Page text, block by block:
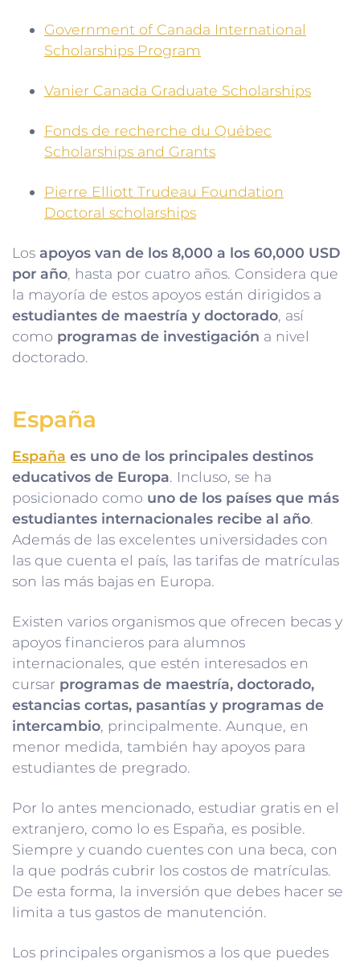
Government of Canada International
Scholarships Program
Vanier Canada Graduate Scholarships
Fonds de recherche du Québec
Scholarships and Grants
Pierre Elliott Trudeau Foundation
Doctoral scholarships
Los apoyos van de los 8,000 a los 60,000 USD
por año, hasta por cuatro años. Considera que
la mayoría de estos apoyos están dirigidos a
estudiantes de maestría y doctorado, así
como programas de investigación a nivel
doctorado.
España
España es uno de los principales destinos
educativos de Europa. Incluso, se ha
posicionado como uno de los países que más
estudiantes internacionales recibe al año.
Además de las excelentes universidades con
las que cuenta el país, las tarifas de matrículas
son las más bajas en Europa.
Existen varios organismos que ofrecen becas y
apoyos financieros para alumnos
internacionales, que estén interesados en
cursar programas de maestría, doctorado,
estancias cortas, pasantías y programas de
intercambio, principalmente. Aunque, en
menor medida, también hay apoyos para
estudiantes de pregrado.
Por lo antes mencionado, estudiar gratis en el
extranjero, como lo es España, es posible.
Siempre y cuando cuentes con una beca, con
la que podrás cubrir los costos de matrículas.
De esta forma, la inversión que debes hacer se
limita a tus gastos de manutención.
Los principales organismos a los que puedes